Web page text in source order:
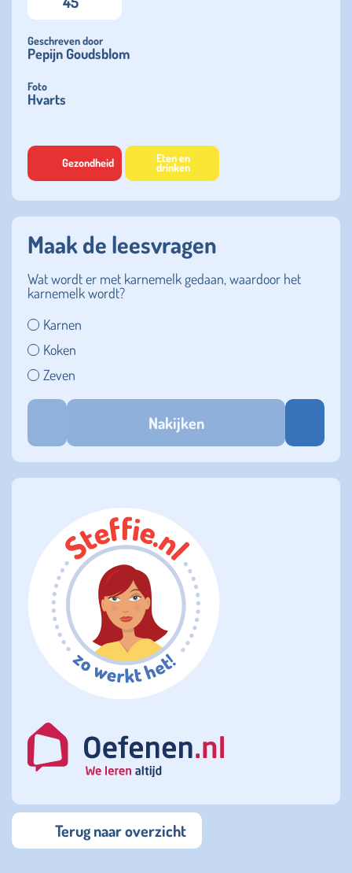
Geschreven door
Pepijn Goudsblom
Foto
Hvarts
Gezondheid Eten en
drinken
Maak de leesvragen
Wat wordt er met karnemelk gedaan, waardoor het
karnemelk wordt?
Karnen
Koken
Zeven
Nakijken
Terug naar overzicht